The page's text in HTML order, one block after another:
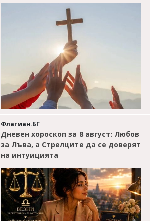
Флагман.БГ
Дневен хороскоп за 8 август: Любов
за Лъва, а Стрелците да се доверят
на интуицията